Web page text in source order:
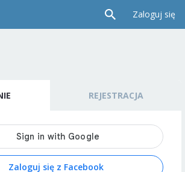
Zaloguj się
REJESTRACJA
Zaloguj się z Facebook